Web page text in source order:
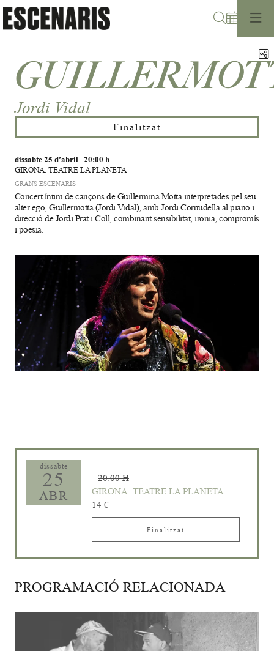
Jordi Vidal
Finalitzat
dissabte 25 d’abril| 20:00 h
GIRONA. TEATRE LA PLANETA
GRANS ESCENARIS
Concert íntim de cançons de Guillermina Motta interpretades pel seu
alter ego, Guillermotta (Jordi Vidal), amb Jordi Cornudella al piano i
direcció de Jordi Prat i Coll, combinant sensibilitat, ironia, compromís
i poesia.
dissabte
25
ABR
20:00 H
GIRONA. TEATRE LA PLANETA
14 €
Finalitzat
PROGRAMACIÓ RELACIONADA